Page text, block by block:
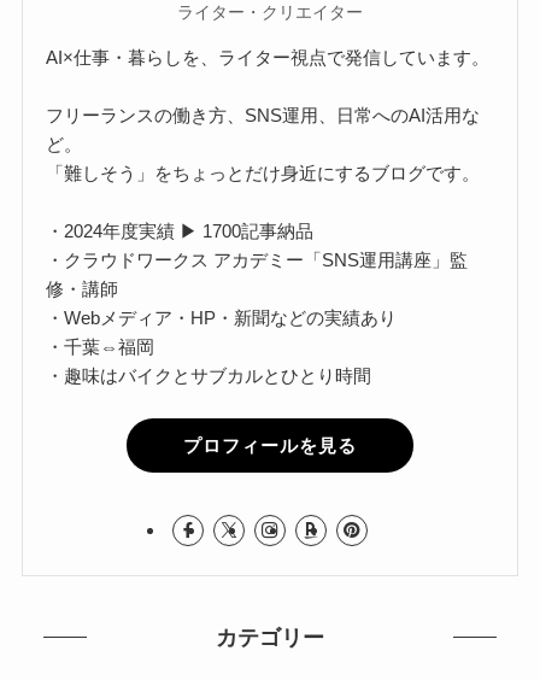
ライター・クリエイター
AI×仕事・暮らしを、ライター視点で発信しています。
フリーランスの働き方、SNS運用、日常へのAI活用な
ど。
「難しそう」をちょっとだけ身近にするブログです。
・2024年度実績 ▶ 1700記事納品
・クラウドワークス アカデミー「SNS運用講座」監
修・講師
・Webメディア・HP・新聞などの実績あり
・千葉⇔福岡
・趣味はバイクとサブカルとひとり時間
プロフィールを見る
カテゴリー